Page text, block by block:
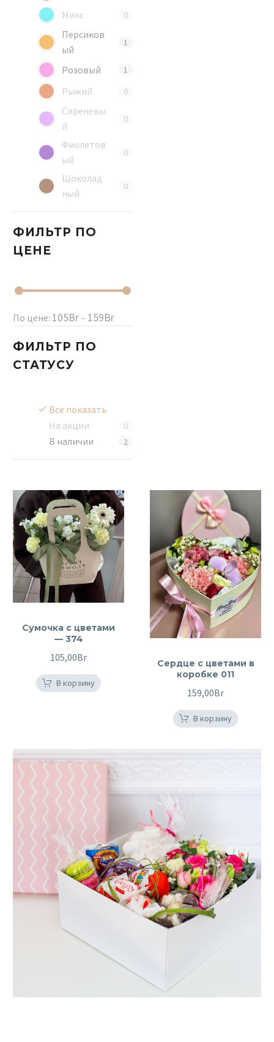
Микс 0
Персиков
ый
1
Розовый 1
Рыжий 0
Сиреневы
й
0
Фиолетов
ый
0
Шоколад
ный
0
ФИЛЬТР ПО
ЦЕНЕ
По цене: 105Br - 159Br
ФИЛЬТР ПО
СТАТУСУ
Все показать
На акции
0
В наличии 2
Сумочка с цветами
— 374
105,00Br
В корзину
Сердце с цветами в
коробке 011
159,00Br
В корзину